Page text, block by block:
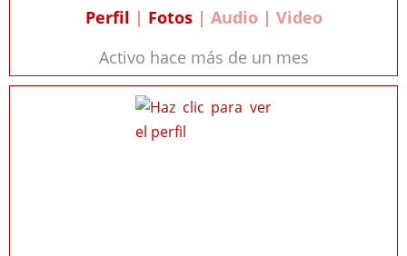
Perfil | Fotos| Audio | Video
Activo hace más de un mes